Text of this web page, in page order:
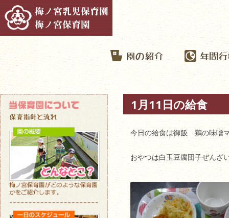
1月11日の給食
今日の給食は御飯 鶏の味噌
おやつは白玉豆腐団子ぜん